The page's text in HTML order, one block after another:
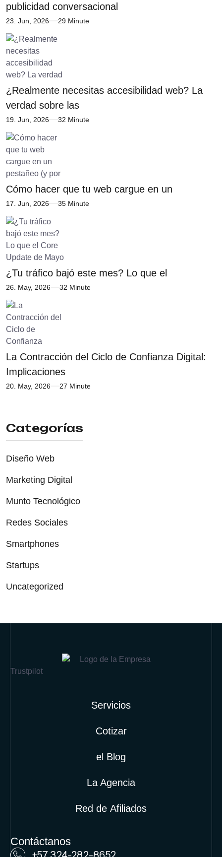
publicidad conversacional
23. Jun, 2026 29 Minute
¿Realmente necesitas accesibilidad web? La
verdad sobre las
19. Jun, 2026 32 Minute
Cómo hacer que tu web cargue en un
17. Jun, 2026 35 Minute
¿Tu tráfico bajó este mes? Lo que el
26. May, 2026 32 Minute
La Contracción del Ciclo de Confianza Digital:
Implicaciones
20. May, 2026 27 Minute
Categorías
Diseño Web
Marketing Digital
Munto Tecnológico
Redes Sociales
Smartphones
Startups
Uncategorized
Trustpilot
Servicios
Cotizar
el Blog
La Agencia
Red de Afiliados
Contáctanos